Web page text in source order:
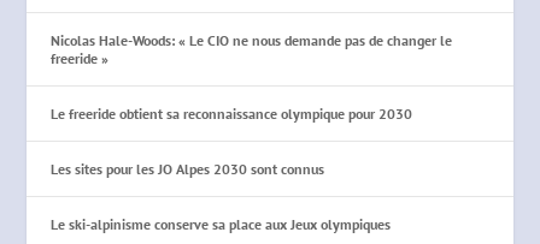
Nicolas Hale-Woods: « Le CIO ne nous demande pas de changer le
freeride »
Le freeride obtient sa reconnaissance olympique pour 2030
Les sites pour les JO Alpes 2030 sont connus
Le ski-alpinisme conserve sa place aux Jeux olympiques